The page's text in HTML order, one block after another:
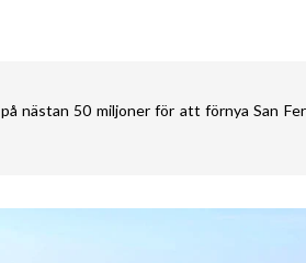
nästan 50 miljoner för att förnya San